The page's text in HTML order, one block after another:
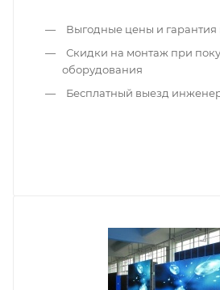
Выгодные цены и гарантия
Скидки на монтаж при
оборудования
Бесплатный выезд